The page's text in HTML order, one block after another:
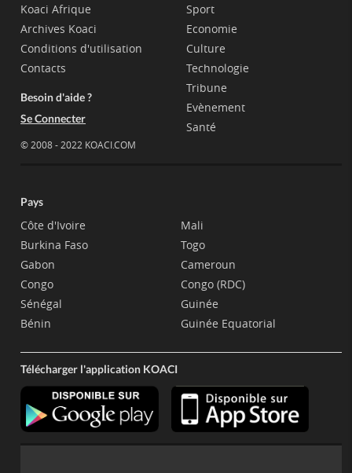
Koaci Afrique
Archives Koaci
Conditions d'utilisation
Contacts
Besoin d'aide ?
Se Connecter
© 2008 - 2022 KOACI.COM
Sport
Economie
Culture
Technologie
Tribune
Evènement
Santé
Pays
Côte d'Ivoire
Burkina Faso
Gabon
Congo
Sénégal
Bénin
Mali
Togo
Cameroun
Congo (RDC)
Guinée
Guinée Equatorial
Télécharger l'application KOACI